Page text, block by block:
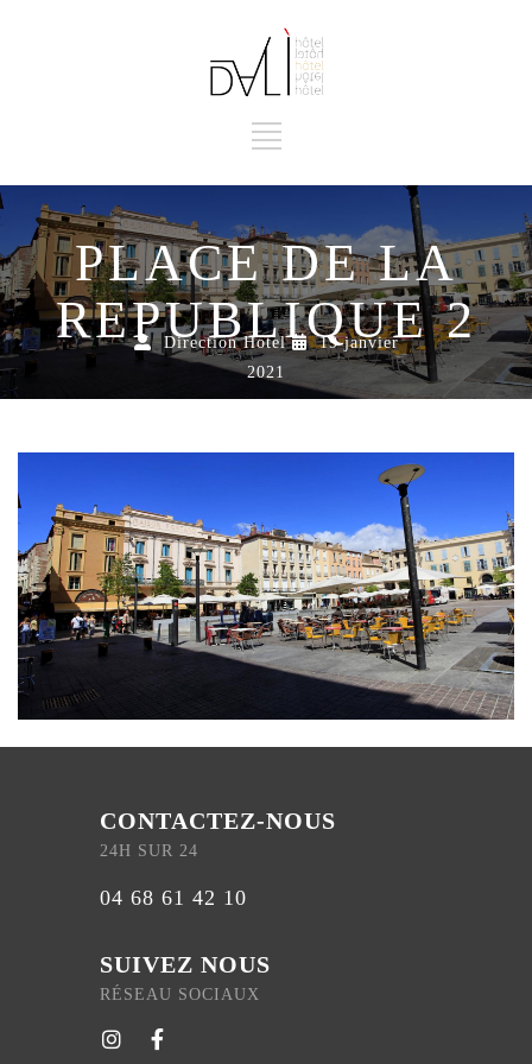
PLACE DE LA
REPUBLIQUE 2
Direction Hotel
19 janvier
2021
CONTACTEZ-NOUS
24H SUR 24
04 68 61 42 10
SUIVEZ NOUS
RÉSEAU SOCIAUX